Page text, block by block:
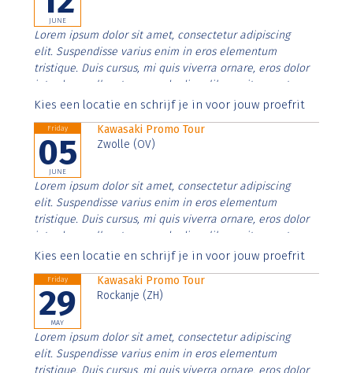
JUNE
Lorem ipsum dolor sit amet, consectetur adipiscing
elit. Suspendisse varius enim in eros elementum
tristique. Duis cursus, mi quis viverra ornare, eros dolor
interdum nulla, ut commodo diam libero vitae erat.
Aenean faucibus nibh et justo cursus id rutrum lorem
Kies een locatie en schrijf je in voor jouw proefrit
Friday
05
JUNE
Kawasaki Promo Tour
Zwolle (OV)
Lorem ipsum dolor sit amet, consectetur adipiscing
elit. Suspendisse varius enim in eros elementum
tristique. Duis cursus, mi quis viverra ornare, eros dolor
interdum nulla, ut commodo diam libero vitae erat.
Aenean faucibus nibh et justo cursus id rutrum lorem
Kies een locatie en schrijf je in voor jouw proefrit
Friday
29
MAY
Kawasaki Promo Tour
Rockanje (ZH)
Lorem ipsum dolor sit amet, consectetur adipiscing
elit. Suspendisse varius enim in eros elementum
tristique. Duis cursus, mi quis viverra ornare, eros dolor